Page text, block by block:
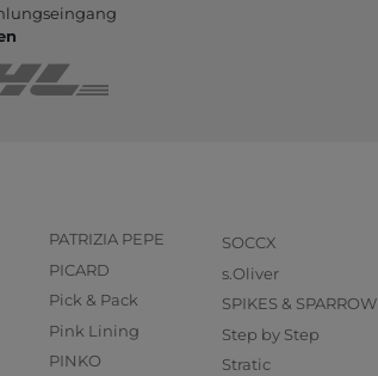
PATRIZIA PEPE
PICARD
Pick & Pack
Pink Lining
PINKO
SOCCX
s.Oliver
SPIKES & SPARROW
Step by Step
Stratic